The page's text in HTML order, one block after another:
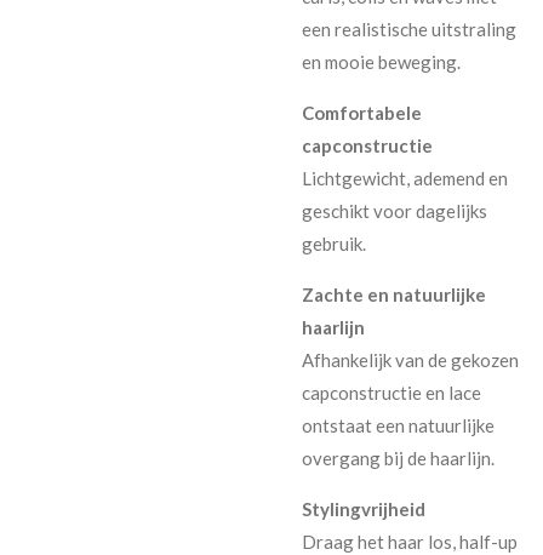
een realistische uitstraling
en mooie beweging.
Comfortabele
capconstructie
Lichtgewicht, ademend en
geschikt voor dagelijks
gebruik.
Zachte en natuurlijke
haarlijn
Afhankelijk van de gekozen
capconstructie en lace
ontstaat een natuurlijke
overgang bij de haarlijn.
Stylingvrijheid
Draag het haar los, half-up